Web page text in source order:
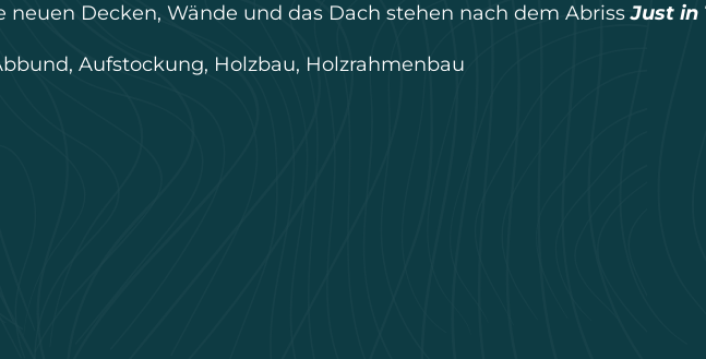
neuen Decken, Wände und das Dach stehen nach dem AbrissJust in
, Aufstockung, Holzbau, Holzrahmenbau